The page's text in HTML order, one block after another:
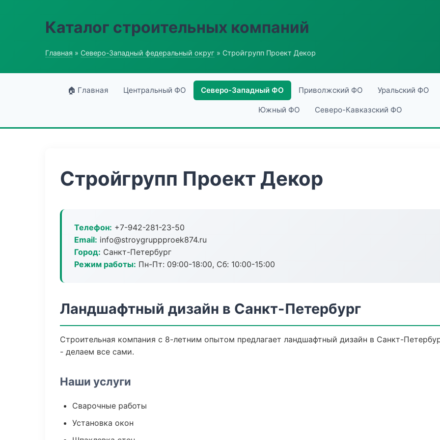
Каталог строительных компаний
Главная » Северо-Западный федеральный округ » Стройгрупп Проект Декор
🏠 Главная Центральный ФО Северо-Западный ФО Приволжский ФО Уральский ФО
Южный ФО Северо-Кавказский ФО
Стройгрупп Проект Декор
Телефон: +7-942-281-23-50
Email: info@stroygruppproek874.ru
Город: Санкт-Петербург
Режим работы: Пн-Пт: 09:00-18:00, Сб: 10:00-15:00
Ландшафтный дизайн в Санкт-Петербург
Строительная компания с 8-летним опытом предлагает ландшафтный дизайн в Санкт-
- делаем все сами.
Наши услуги
Сварочные работы
Установка окон